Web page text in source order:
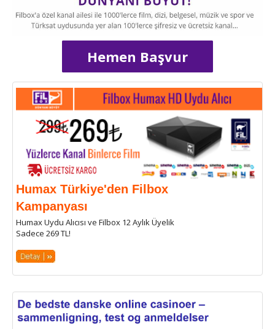
Hemen Başvur
Humax Türkiye'den Filbox
Kampanyası
Humax Uydu Alıcısı ve Filbox 12 Aylık Üyelik
Sadece 269 TL!